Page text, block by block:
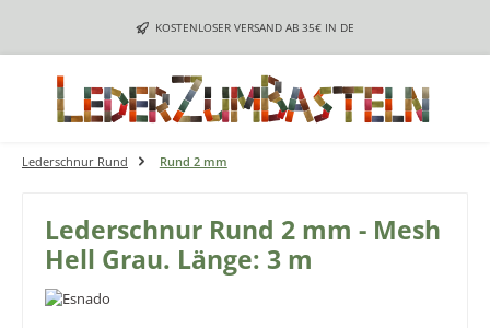
Zum Hauptinhalt springenKOSTENLOSER VERSAND AB 35€ IN DE
Lederschnur Rund Rund 2 mm
Lederschnur Rund 2 mm - Mesh
Hell Grau. Länge: 3 m